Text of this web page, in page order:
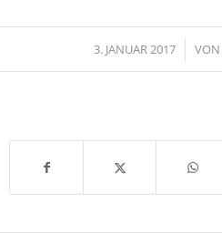
3. JANUAR 2017
/ VON